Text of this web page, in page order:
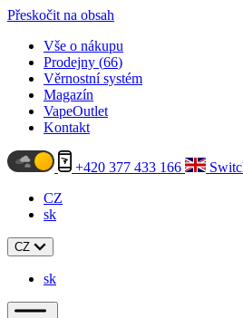
Přeskočit na obsah
Vše o nákupu
Prodejny (66)
Věrnostní systém
Magazín
VapeOutlet
Kontakt
+420 377 433 166
CZ
sk
CZ
sk